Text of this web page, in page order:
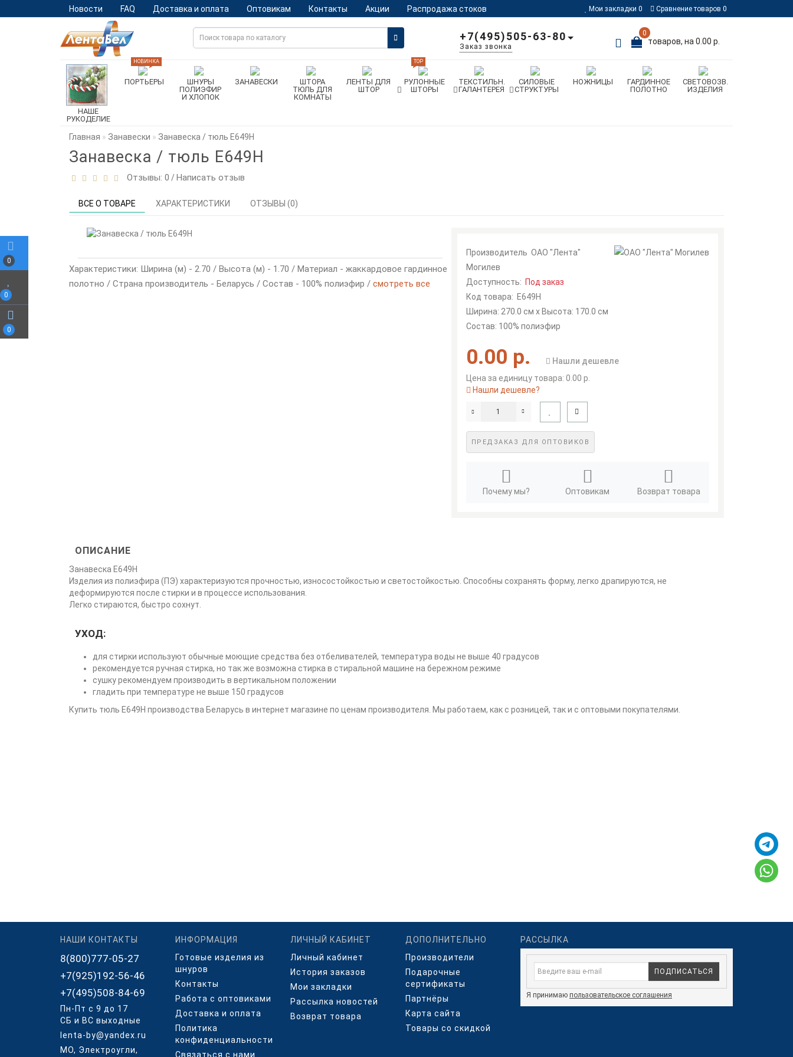
0
0
0
Новости FAQ Доставка и оплата Оптовикам Контакты Акции Распродажа стоков Мои закладки 0 Сравнение товаров 0
0
товаров, на 0.00 р.
+7(495)505-63-80
Заказ звонка
НАШЕ
РУКОДЕЛИЕ
ПОРТЬЕРЫ
НОВИНКА
ШНУРЫ
ПОЛИЭФИР
И ХЛОПОК
ЗАНАВЕСКИ
ШТОРА
ТЮЛЬ ДЛЯ
КОМНАТЫ
ЛЕНТЫ ДЛЯ
ШТОР
РУЛОННЫЕ
ШТОРЫ
TOP
ТЕКСТИЛЬН.
ГАЛАНТЕРЕЯ
СИЛОВЫЕ
СТРУКТУРЫ
НОЖНИЦЫ
ГАРДИННОЕ
ПОЛОТНО
СВЕТОВОЗВ.
ИЗДЕЛИЯ
Главная Занавески Занавеска / тюль Е649Н
Занавеска / тюль Е649Н
Отзывы: 0 /Написать отзыв
ВСЕ О ТОВАРЕ ХАРАКТЕРИСТИКИ ОТЗЫВЫ (0)
Характеристики: Ширина (м) - 2.70 / Высота (м) - 1.70 / Материал - жаккардовое гардинное
полотно / Страна производитель - Беларусь / Состав - 100% полиэфир / смотреть все
Производитель ОАО "Лента"
Могилев
Доступность: Под заказ
Код товара: Е649Н
Ширина: 270.0 см x Высота: 170.0 см
Состав: 100% полиэфир
0.00 р.
Нашли дешевле
Цена за единицу товара: 0.00 р.
Нашли дешевле?
ПРЕДЗАКАЗ ДЛЯ ОПТОВИКОВ
Почему мы? Оптовикам Возврат товара
ОПИСАНИЕ
Занавеска Е649Н
Изделия из полиэфира (ПЭ) характеризуются прочностью, износостойкостью и светостойкостью. Способны сохранять форму, легко драпируются, не
деформируются после стирки и в процессе использования.
Легко стираются, быстро сохнут.
УХОД:
для стирки используют обычные моющие средства без отбеливателей, температура воды не выше 40 градусов
рекомендуется ручная стирка, но так же возможна стирка в стиральной машине на бережном режиме
сушку рекомендуем производить в вертикальном положении
гладить при температуре не выше 150 градусов
Купить тюль Е649Н производства Беларусь в интернет магазине по ценам производителя. Мы работаем, как с розницей, так и с оптовыми покупателями.
НАШИ КОНТАКТЫ
8(800)777-05-27
+7(925)192-56-46
+7(495)508-84-69
Пн-Пт с 9 до 17
СБ и ВС выходные
lenta-by@yandex.ru
МО, Электроугли,
ИНФОРМАЦИЯ
Готовые изделия из
шнуров
Контакты
Работа с оптовиками
Доставка и оплата
Политика
конфиденциальности
Связаться с нами
ЛИЧНЫЙ КАБИНЕТ
Личный кабинет
История заказов
Мои закладки
Рассылка новостей
Возврат товара
ДОПОЛНИТЕЛЬНО
Производители
Подарочные
сертификаты
Партнёры
Карта сайта
Товары со скидкой
РАССЫЛКА
ПОДПИСАТЬСЯ
Я принимаю пользовательское соглашения